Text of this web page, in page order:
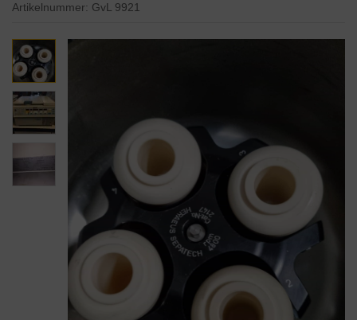
Artikelnummer: GvL 9921